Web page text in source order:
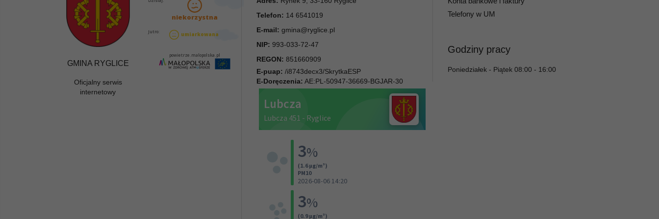
GMINA RYGLICE
Oficjalny serwis
internetowy
Telefon: 14 6541019
E-mail: gmina@ryglice.pl
NIP: 993-033-72-47
REGON: 851660909
E-puap: /i8743decx3/SkrytkaESP
E-Doręczenia: AE:PL-50947-36669-BGJAR-30
Telefony w UM
Godziny pracy
Poniedziałek - Piątek 08:00 - 16:00